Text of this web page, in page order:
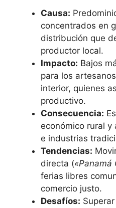
Causa:
concentrados en
distribución que
productor local.
Impacto: Bajos
para los
interior, quienes
productivo.
Consecuencia:
económico rural
e industrias
Tendencias:
directa («Panamá
ferias libres
comercio justo.
Desafíos: